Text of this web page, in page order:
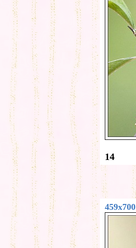
14
459x700